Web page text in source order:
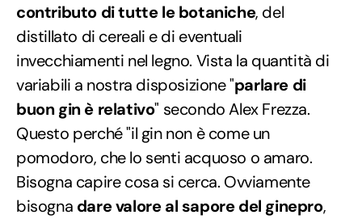
contributo di tutte le botaniche, del
distillato di cereali e di eventuali
invecchiamenti nel legno. Vista la quantità di
variabili a nostra disposizione "parlare di
buon gin è relativo" secondo Alex Frezza.
Questo perché "il gin non è come un
pomodoro, che lo senti acquoso o amaro.
Bisogna capire cosa si cerca. Ovviamente
bisogna dare valore al sapore del ginepro,